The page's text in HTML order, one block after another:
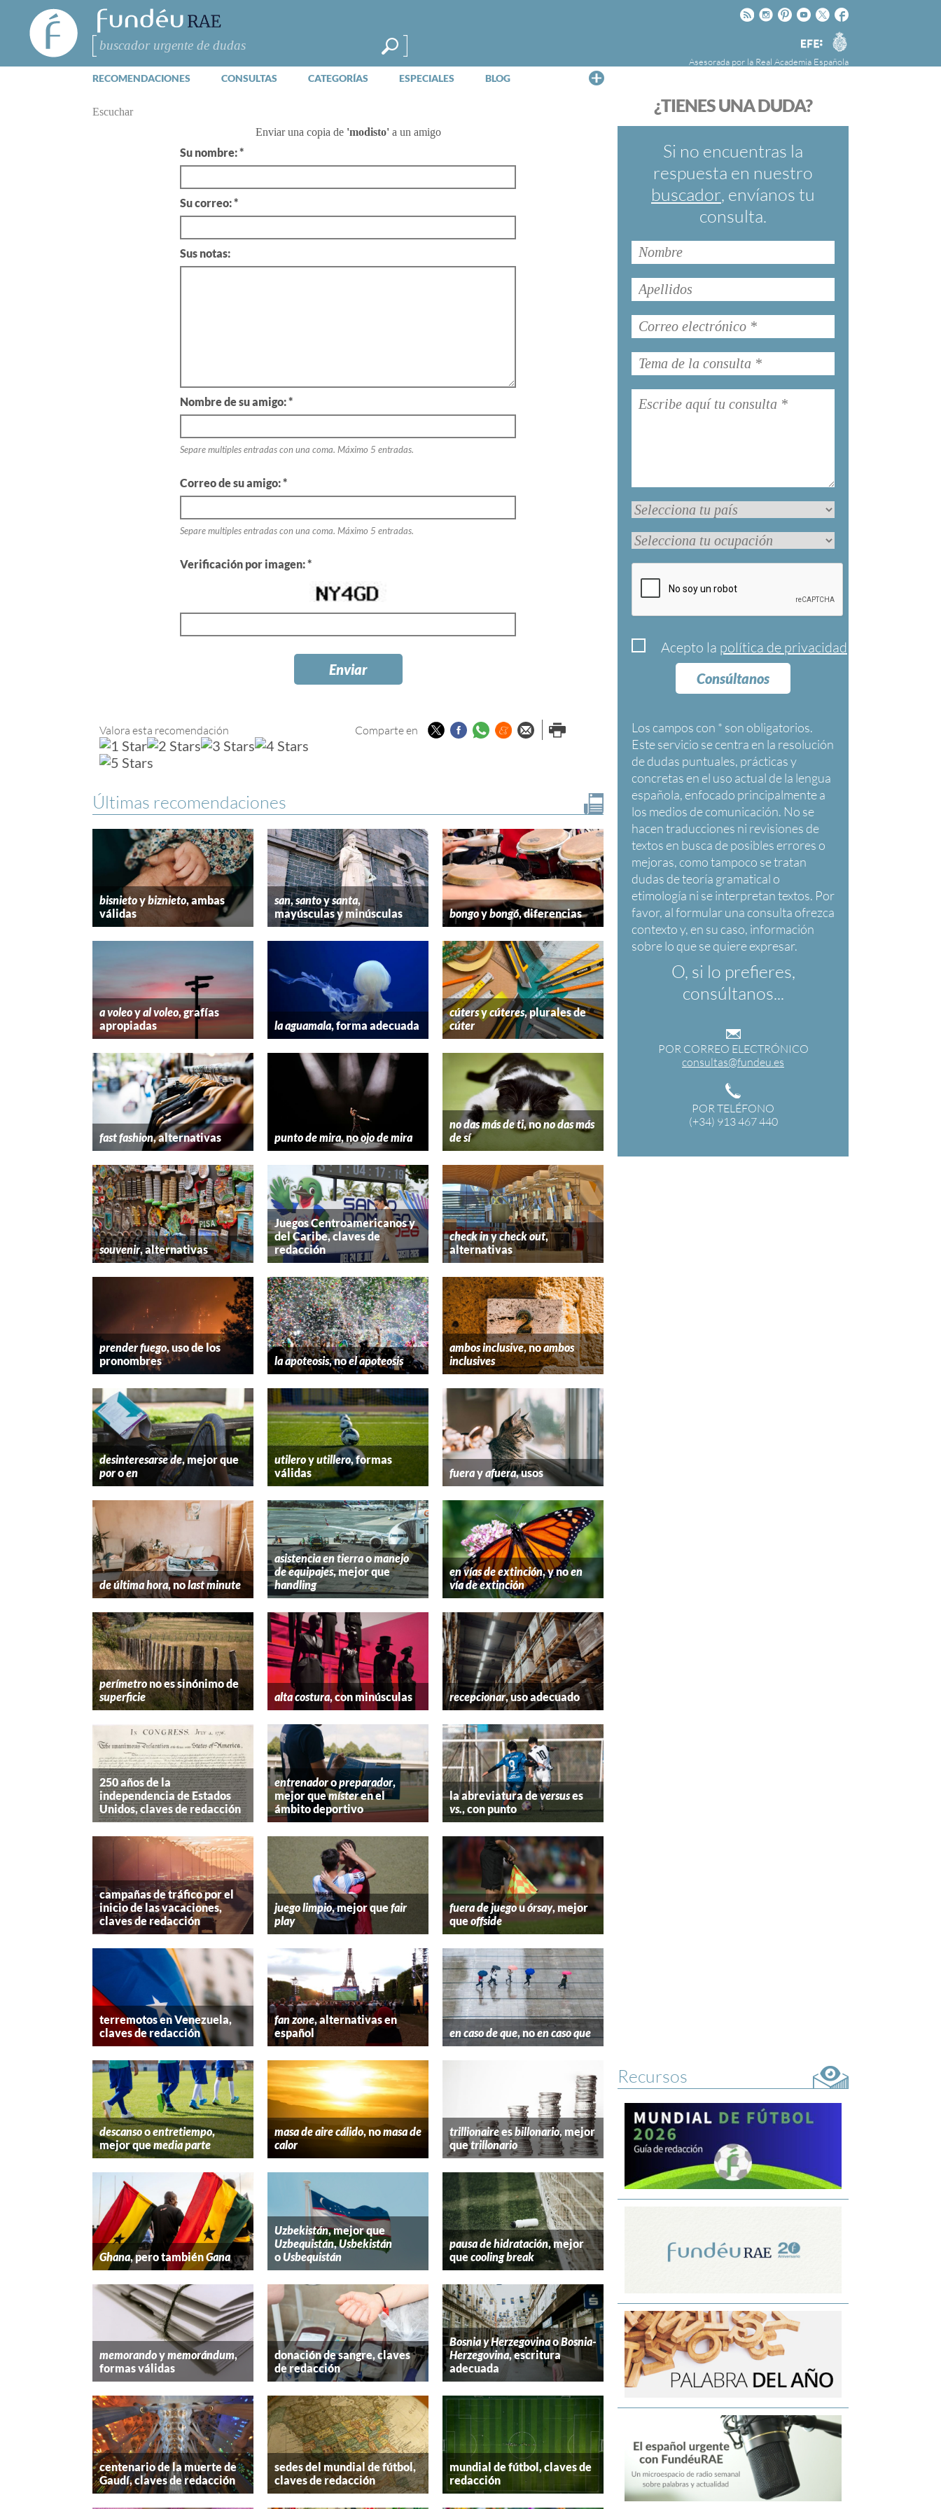
FundéuRAE
- Fundación
del Español
Urgente
Buscar
Facebook
Twitter
Youtube
Pinteres
Instagram
Rss
Agencia
EFE
Asesorada por la Real Academia Española
RECOMENDACIONES CONSULTAS CATEGORÍAS ESPECIALES BLOG
FundéuRAE es una fundación patrocinada por
cuyo objetivo es colaborar con el buen uso del
español en los medios de comunicación y en
Internet.
¿TIENES UNA DUDA?
Si no encuentras la
respuesta en nuestro
buscador, envíanos tu
consulta.
Acepto la política de privacidad
Consúltanos
Los campos con * son obligatorios
O, si lo prefieres,
consúltanos...
POR CORREO ELECTRÓNICO
consultas@fundeu.es
POR TELÉFONO
(+34) 913 467 440
Escuchar
Enviar una copia de 'modisto'a un amigo
Su nombre: *
Su correo: *
Sus notas:
Nombre de su amigo: *
Separe multiples entradas con una coma. Máximo 5 entradas.
Correo de su amigo: *
Separe multiples entradas con una coma. Máximo 5 entradas.
Verificación por imagen: *
Valora esta recomendación Comparte en TwitterFacebook
Whatsapp
Menéame
Enviar porImprimir
Últimas recomendaciones
bisnietoybiznieto, ambas
válidas
san,santoysanta,
mayúsculas y minúsculas
bongoybongó, diferencias
a voleoyal voleo, grafías
apropiadas
la aguamala, forma adecuada
cútersycúteres, plurales de
cúter
fast fashion, alternativas punto de mira, noojo de mira
no das más de ti, nono das más
de sí
souvenir, alternativas
Juegos Centroamericanos y
del Caribe, claves de
redacción
check inycheck out,
alternativas
prender fuego, uso de los
pronombres
la apoteosis, noel apoteosis
ambos inclusive, noambos
inclusives
desinteresarse de, mejor que
poroen
utileroyutillero, formas
válidas
fuerayafuera, usos
de última hora, nolast minute
asistencia en tierraomanejo
de equipajes, mejor que
handling
en vías de extinción, y noen
vía de extinción
perímetrono es sinónimo de
superficie
alta costura, con minúsculas recepcionar, uso adecuado
250 años de la
independencia de Estados
Unidos, claves de redacción
entrenadoropreparador,
mejor quemísteren el
ámbito deportivo
la abreviatura deversuses
vs., con punto
campañas de tráfico por el
inicio de las vacaciones,
claves de redacción
juego limpio, mejor quefair
play
fuera de juegouórsay, mejor
queoffside
terremotos en Venezuela,
claves de redacción
fan zone, alternativas en
español
en caso de que, noen caso que
descansooentretiempo,
mejor quemedia parte
masa de aire cálido, nomasa de
calor
trillionaireesbillonario, mejor
quetrillonario
Ghana, pero tambiénGana
Uzbekistán, mejor que
Uzbequistán,Usbekistán
oUsbequistán
pausa de hidratación, mejor
quecooling break
memorandoymemorándum,
formas válidas
donación de sangre, claves
de redacción
Bosnia y HerzegovinaoBosnia-
Herzegovina, escritura
adecuada
centenario de la muerte de
Gaudí, claves de redacción
sedes del mundial de fútbol,
claves de redacción
mundial de fútbol, claves de
redacción
Recursos